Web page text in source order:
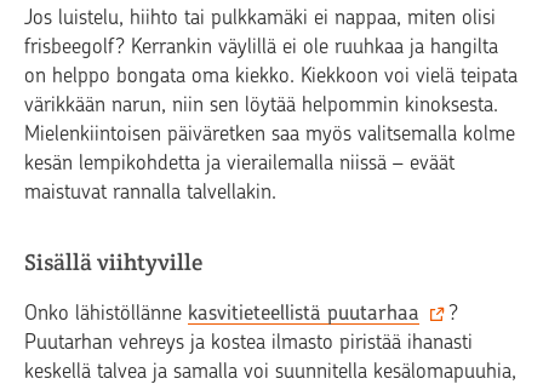
Jos luistelu, hiihto tai pulkkamäki ei nappaa, miten olisi
frisbeegolf? Kerrankin väylillä ei ole ruuhkaa ja hangilta
on helppo bongata oma kiekko. Kiekkoon voi vielä teipata
värikkään narun, niin sen löytää helpommin kinoksesta.
Mielenkiintoisen päiväretken saa myös valitsemalla kolme
kesän lempikohdetta ja vierailemalla niissä – eväät
maistuvat rannalla talvellakin.
Sisällä viihtyville
Onko lähistöllänne kasvitieteellistä puutarhaa
?
Puutarhan vehreys ja kostea ilmasto piristää ihanasti
keskellä talvea ja samalla voi suunnitella kesälomapuuhia,